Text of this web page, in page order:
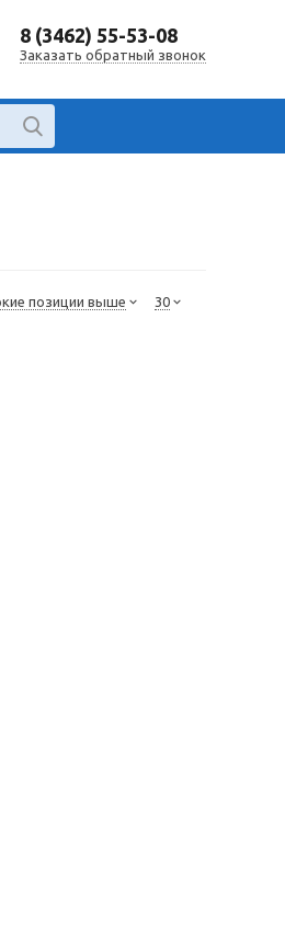
8 (3462) 55-53-08
Заказать обратный звонок
позиции выше 30